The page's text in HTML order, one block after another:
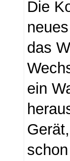
Die
das
ein